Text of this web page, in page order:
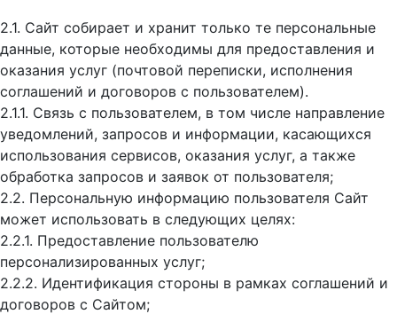
2.1. Сайт собирает и хранит только те персональные
данные, которые необходимы для предоставления и
оказания услуг (почтовой переписки, исполнения
соглашений и договоров с пользователем).
2.1.1. Связь с пользователем, в том числе направление
уведомлений, запросов и информации, касающихся
использования сервисов, оказания услуг, а также
обработка запросов и заявок от пользователя;
2.2. Персональную информацию пользователя Сайт
может использовать в следующих целях:
2.2.1. Предоставление пользователю
персонализированных услуг;
2.2.2. Идентификация стороны в рамках соглашений и
договоров с Сайтом;